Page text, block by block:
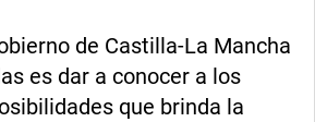
de Castilla-La Mancha
es dar a conocer a los
que brinda la